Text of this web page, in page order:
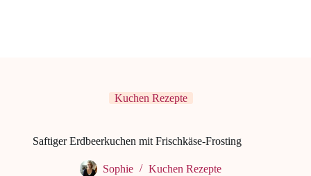
Kuchen Rezepte
Saftiger Erdbeerkuchen mit Frischkäse-Frosting
Sophie Kuchen Rezepte